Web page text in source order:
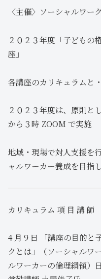
〈主催〉ソーシャルワー
２０２３年度「子どもの
座」
各講座のカリキュラムと
２０２３年度は、原則と
から３時 ZOOM で実施
地域・現場で対人支援を
ャルワーカー養成を目指し
カリキュラム 項 目 講 師
4 月９日 「講座の目的と
クとは」（ソーシャルワ
ルワーカーの倫理綱領）